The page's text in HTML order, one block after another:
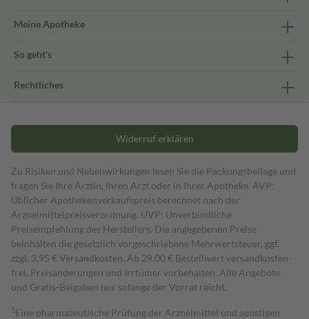
Meine Apotheke
So geht's
Rechtliches
Widerruf erklären
Zu Risiken und Nebenwirkungen lesen Sie die Packungsbeilage und
fragen Sie Ihre Ärztin, Ihren Arzt oder in Ihrer Apotheke. AVP:
Üblicher Apothekenverkaufspreis berechnet nach der
Arzneimittelpreisverordnung. UVP: Unverbindliche
Preisempfehlung des Herstellers. Die angegebenen Preise
beinhalten die gesetzlich vorgeschriebene Mehrwertsteuer, ggf.
zzgl. 3,95 € Versandkosten. Ab 29,00 € Bestell­wert versand­kosten­
frei. Preisänderungen und Irrtümer vorbehalten. Alle Angebote
und Gratis-Beigaben nur solange der Vorrat reicht.
1 Eine pharmazeutische Prüfung der Arzneimittel und sonstigen